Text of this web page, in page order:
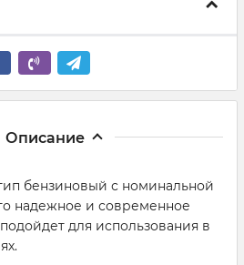
Описание
бензиновый с номинальной
надежное и современное
для использования в